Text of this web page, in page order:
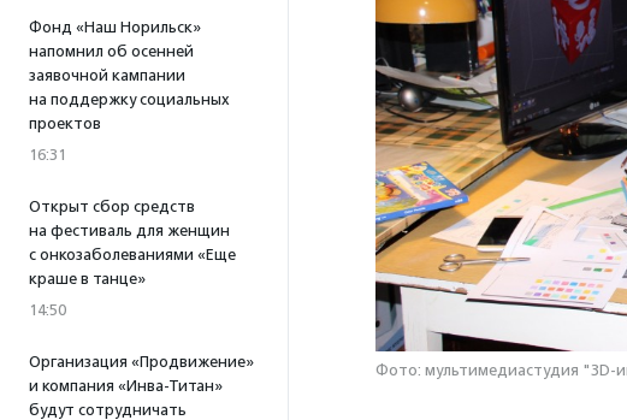
Фонд «Наш Норильск»
напомнил об осенней
заявочной кампании
на поддержку социальных
проектов
16:31
Открыт сбор средств
на фестиваль для женщин
с онкозаболеваниями «Еще
краше в танце»
14:50
Организация «Продвижение»
и компания «Инва-Титан»
будут сотрудничать
Фото: мультимедиастудия "3D-